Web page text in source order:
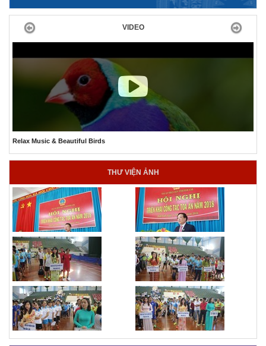
VIDEO
The Best Relaxing Ocean Aquarium
Previous Next
THƯ VIỆN ẢNH